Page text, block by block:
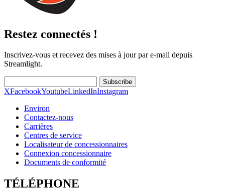
Restez connectés !
Inscrivez-vous et recevez des mises à jour par e-mail depuis
Streamlight.
Subscribe
XFacebookYoutubeLinkedInInstagram
Environ
Contactez-nous
Carrières
Centres de service
Localisateur de concessionnaires
Connexion concessionnaire
Documents de conformité
TÉLÉPHONE